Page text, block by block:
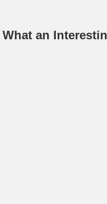
What an